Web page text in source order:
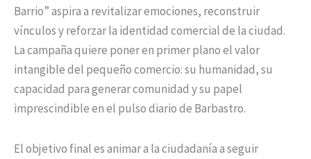
Barrio” aspira a revitalizar emociones, reconstruir
vínculos y reforzar la identidad comercial de la ciudad.
La campaña quiere poner en primer plano el valor
intangible del pequeño comercio: su humanidad, su
capacidad para generar comunidad y su papel
imprescindible en el pulso diario de Barbastro.
El objetivo final es animar a la ciudadanía a seguir